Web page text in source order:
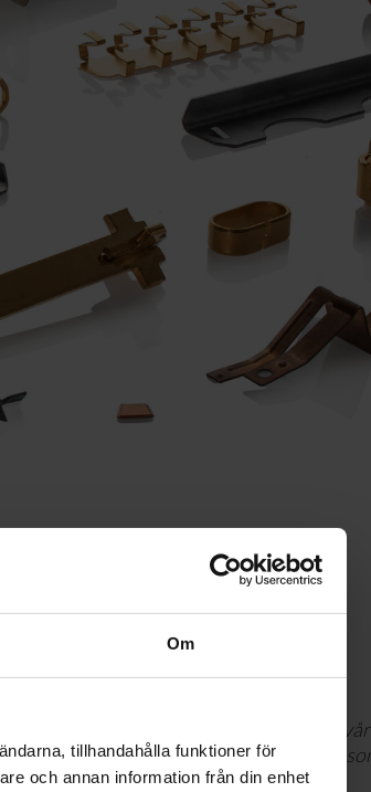
Om
tillhandahålla funktioner för
och annan information från din enhet
Vi har medvetet valt att utveckla
uppstod genom att vi lyssnar på dig